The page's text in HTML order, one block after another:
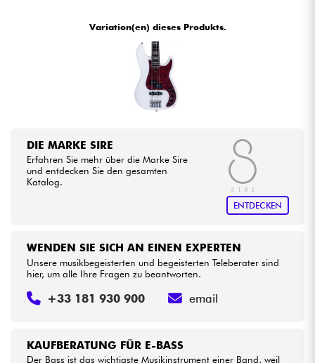
Variation(en) dieses Produkts.
DIE MARKE SIRE
Erfahren Sie mehr über die Marke Sire
und entdecken Sie den gesamten
Katalog.
ENTDECKEN
KAUFBERATUNG FÜR E-BASS
Der Bass ist das wichtigste Musikinstrument einer Band, weil
WENDEN SIE SICH AN EINEN EXPERTEN
Unsere musikbegeisterten und begeisterten Teleberater sind
hier, um alle Ihre Fragen zu beantworten.
+33 181 930 900 email